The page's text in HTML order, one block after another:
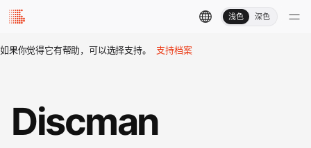
浅色 深色
如果你觉得它有帮助，可以选择支持。 支持档案
Discman